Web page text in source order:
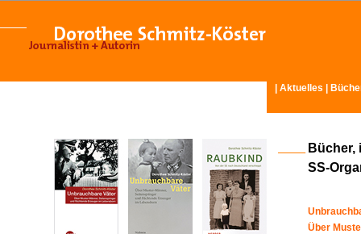
Aktuelles
Bücher,
SS-
Über